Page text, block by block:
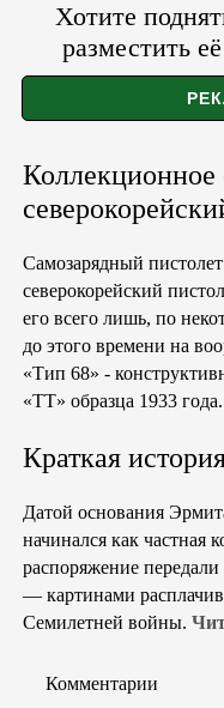
Хотите
разместить
Самозарядный
северокорейский
его всего лишь, по
до этого времени на
«Тип 68» -
«ТТ» образца 1933 года.
Краткая
Датой основания
начинался как частная
распоряжение
— картинами
Семилетней войны.
Комментарии